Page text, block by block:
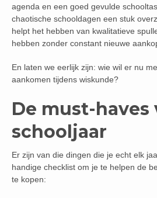
agenda en een goed gevulde
chaotische schooldagen een stuk
helpt het hebben van kwalitatieve
hebben zonder constant nieuwe
En laten we eerlijk zijn: wie wil er nu
aankomen tijdens wiskunde?
De must-haves
schooljaar
Er zijn van die dingen die je echt elk
handige checklist om je te helpen de
te kopen: